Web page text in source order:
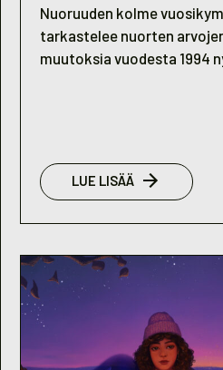
Nuoruuden kolme
tarkastelee nuorten
muutoksia vuodesta 1994
LUE LISÄÄ: